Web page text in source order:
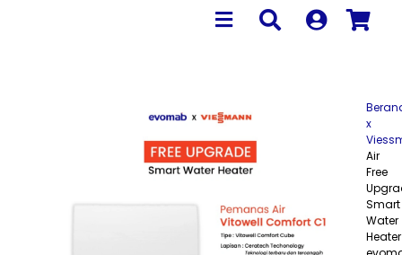
x
Air
Free
Smart
Water
Heater